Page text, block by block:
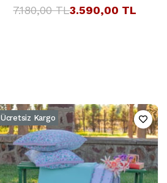
3.590,00 TL
7.180,00 TL
Ücretsiz Kargo